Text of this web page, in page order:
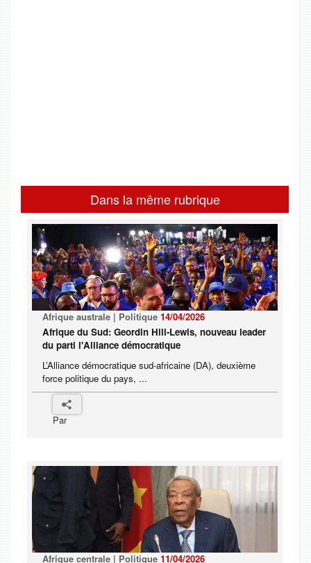
Dans la même rubrique
Afrique australe | Politique 14/04/2026
Afrique du Sud: Geordin Hill-Lewis, nouveau leader
du parti l'Alliance démocratique
L’Alliance démocratique sud-africaine (DA), deuxième
force politique du pays, ...
Par
Afrique centrale | Politique 11/04/2026